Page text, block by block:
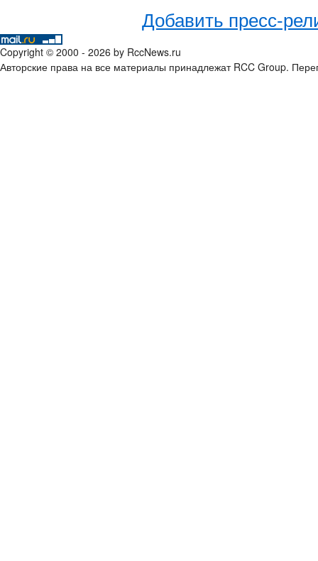
Добавить пресс-
Copyright © 2000 - 2026 by RccNews.ru
Авторские права на все материалы принадлежат RCC Group.